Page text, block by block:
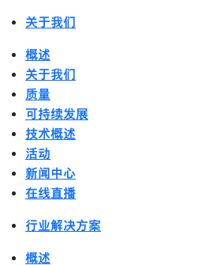
关于我们
概述
关于我们
质量
可持续发展
技术概述
活动
新闻中心
在线直播
行业解决方案
概述